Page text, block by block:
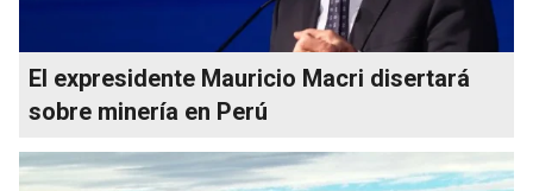
El expresidente Mauricio Macri disertará
sobre minería en Perú